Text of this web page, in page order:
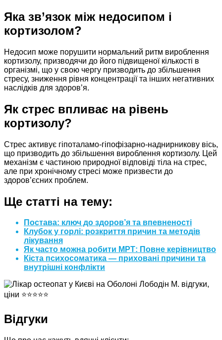
Яка зв’язок між недосипом і
кортизолом?
Недосип може порушити нормальний ритм вироблення
кортизолу, призводячи до його підвищеної кількості в
організмі, що у свою чергу призводить до збільшення
стресу, зниження рівня концентрації та інших негативних
наслідків для здоров’я.
Як стрес впливає на рівень
кортизолу?
Стрес активує гіпоталамо-гіпофізарно-наднирникову вісь,
що призводить до збільшення вироблення кортизолу. Цей
механізм є частиною природної відповіді тіла на стрес,
але при хронічному стресі може призвести до
здоров’єсних проблем.
Ще статті на тему:
Постава: ключ до здоров’я та впевненості
Клубок у горлі: розкриття причин та методів
лікування
Як часто можна робити МРТ: Повне керівництво
Кіста психосоматика — приховані причини та
внутрішні конфлікти
Відгуки